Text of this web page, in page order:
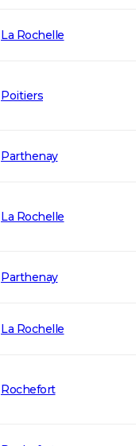
La Rochelle
Poitiers
Parthenay
La Rochelle
Parthenay
La Rochelle
Rochefort